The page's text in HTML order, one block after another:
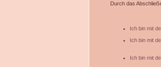
Durch das
Ich bin mit
Ich bin mit
Ich bin mit